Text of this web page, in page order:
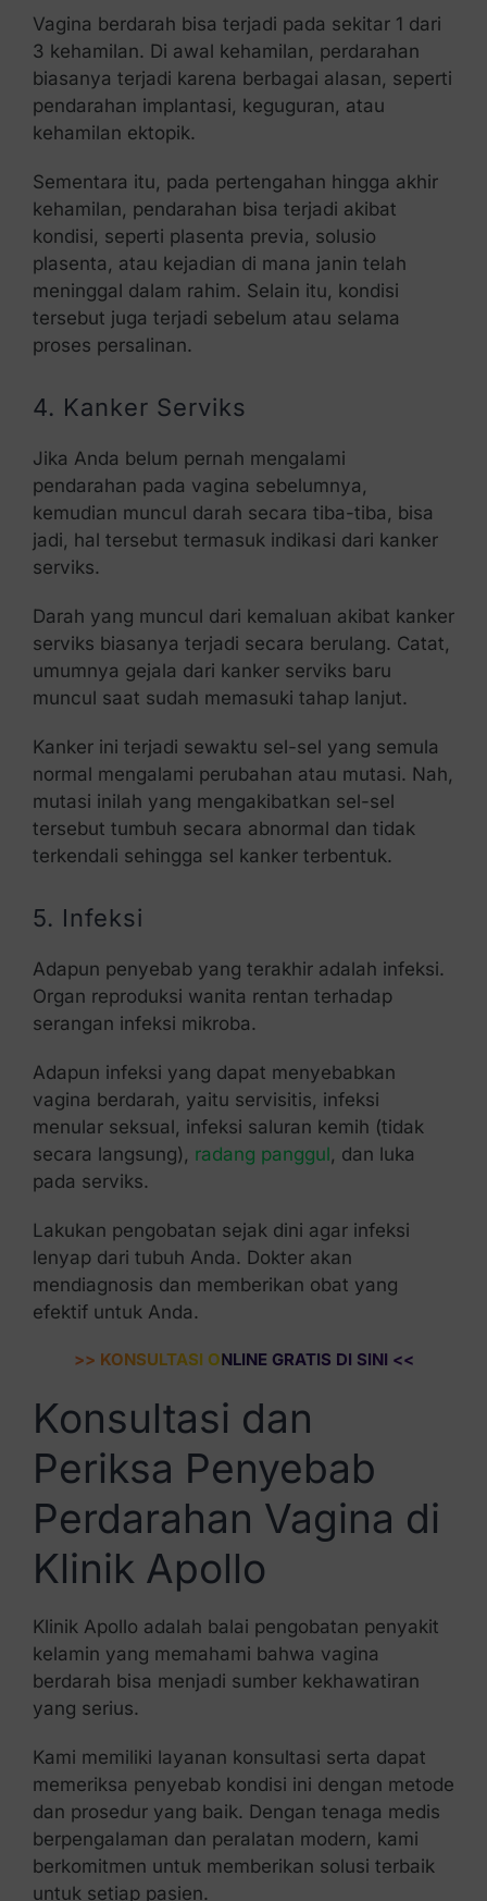
Vagina berdarah bisa terjadi pada sekitar 1 dari
3 kehamilan. Di awal kehamilan, perdarahan
biasanya terjadi karena berbagai alasan, seperti
pendarahan implantasi, keguguran, atau
kehamilan ektopik.
Sementara itu, pada pertengahan hingga akhir
kehamilan, pendarahan bisa terjadi akibat
kondisi, seperti plasenta previa, solusio
plasenta, atau kejadian di mana janin telah
meninggal dalam rahim. Selain itu, kondisi
tersebut juga terjadi sebelum atau selama
proses persalinan.
4. Kanker Serviks
Jika Anda belum pernah mengalami
pendarahan pada vagina sebelumnya,
kemudian muncul darah secara tiba-tiba, bisa
jadi, hal tersebut termasuk indikasi dari kanker
serviks.
Darah yang muncul dari kemaluan akibat kanker
serviks biasanya terjadi secara berulang. Catat,
umumnya gejala dari kanker serviks baru
muncul saat sudah memasuki tahap lanjut.
Kanker ini terjadi sewaktu sel-sel yang semula
normal mengalami perubahan atau mutasi. Nah,
mutasi inilah yang mengakibatkan sel-sel
tersebut tumbuh secara abnormal dan tidak
terkendali sehingga sel kanker terbentuk.
5. Infeksi
Adapun penyebab yang terakhir adalah infeksi.
Organ reproduksi wanita rentan terhadap
serangan infeksi mikroba.
Adapun infeksi yang dapat menyebabkan
vagina berdarah, yaitu servisitis, infeksi
menular seksual, infeksi saluran kemih (tidak
secara langsung), radang panggul , dan luka
pada serviks.
Lakukan pengobatan sejak dini agar infeksi
lenyap dari tubuh Anda. Dokter akan
mendiagnosis dan memberikan obat yang
efektif untuk Anda.
>> KONSULTASI ONLINE GRATIS DI SINI <<
Konsultasi dan
Periksa Penyebab
Perdarahan Vagina di
Klinik Apollo
Klinik Apollo adalah balai pengobatan penyakit
kelamin yang memahami bahwa vagina
berdarah bisa menjadi sumber kekhawatiran
yang serius.
Kami memiliki layanan konsultasi serta dapat
memeriksa penyebab kondisi ini dengan metode
dan prosedur yang baik. Dengan tenaga medis
berpengalaman dan peralatan modern, kami
berkomitmen untuk memberikan solusi terbaik
untuk setiap pasien.